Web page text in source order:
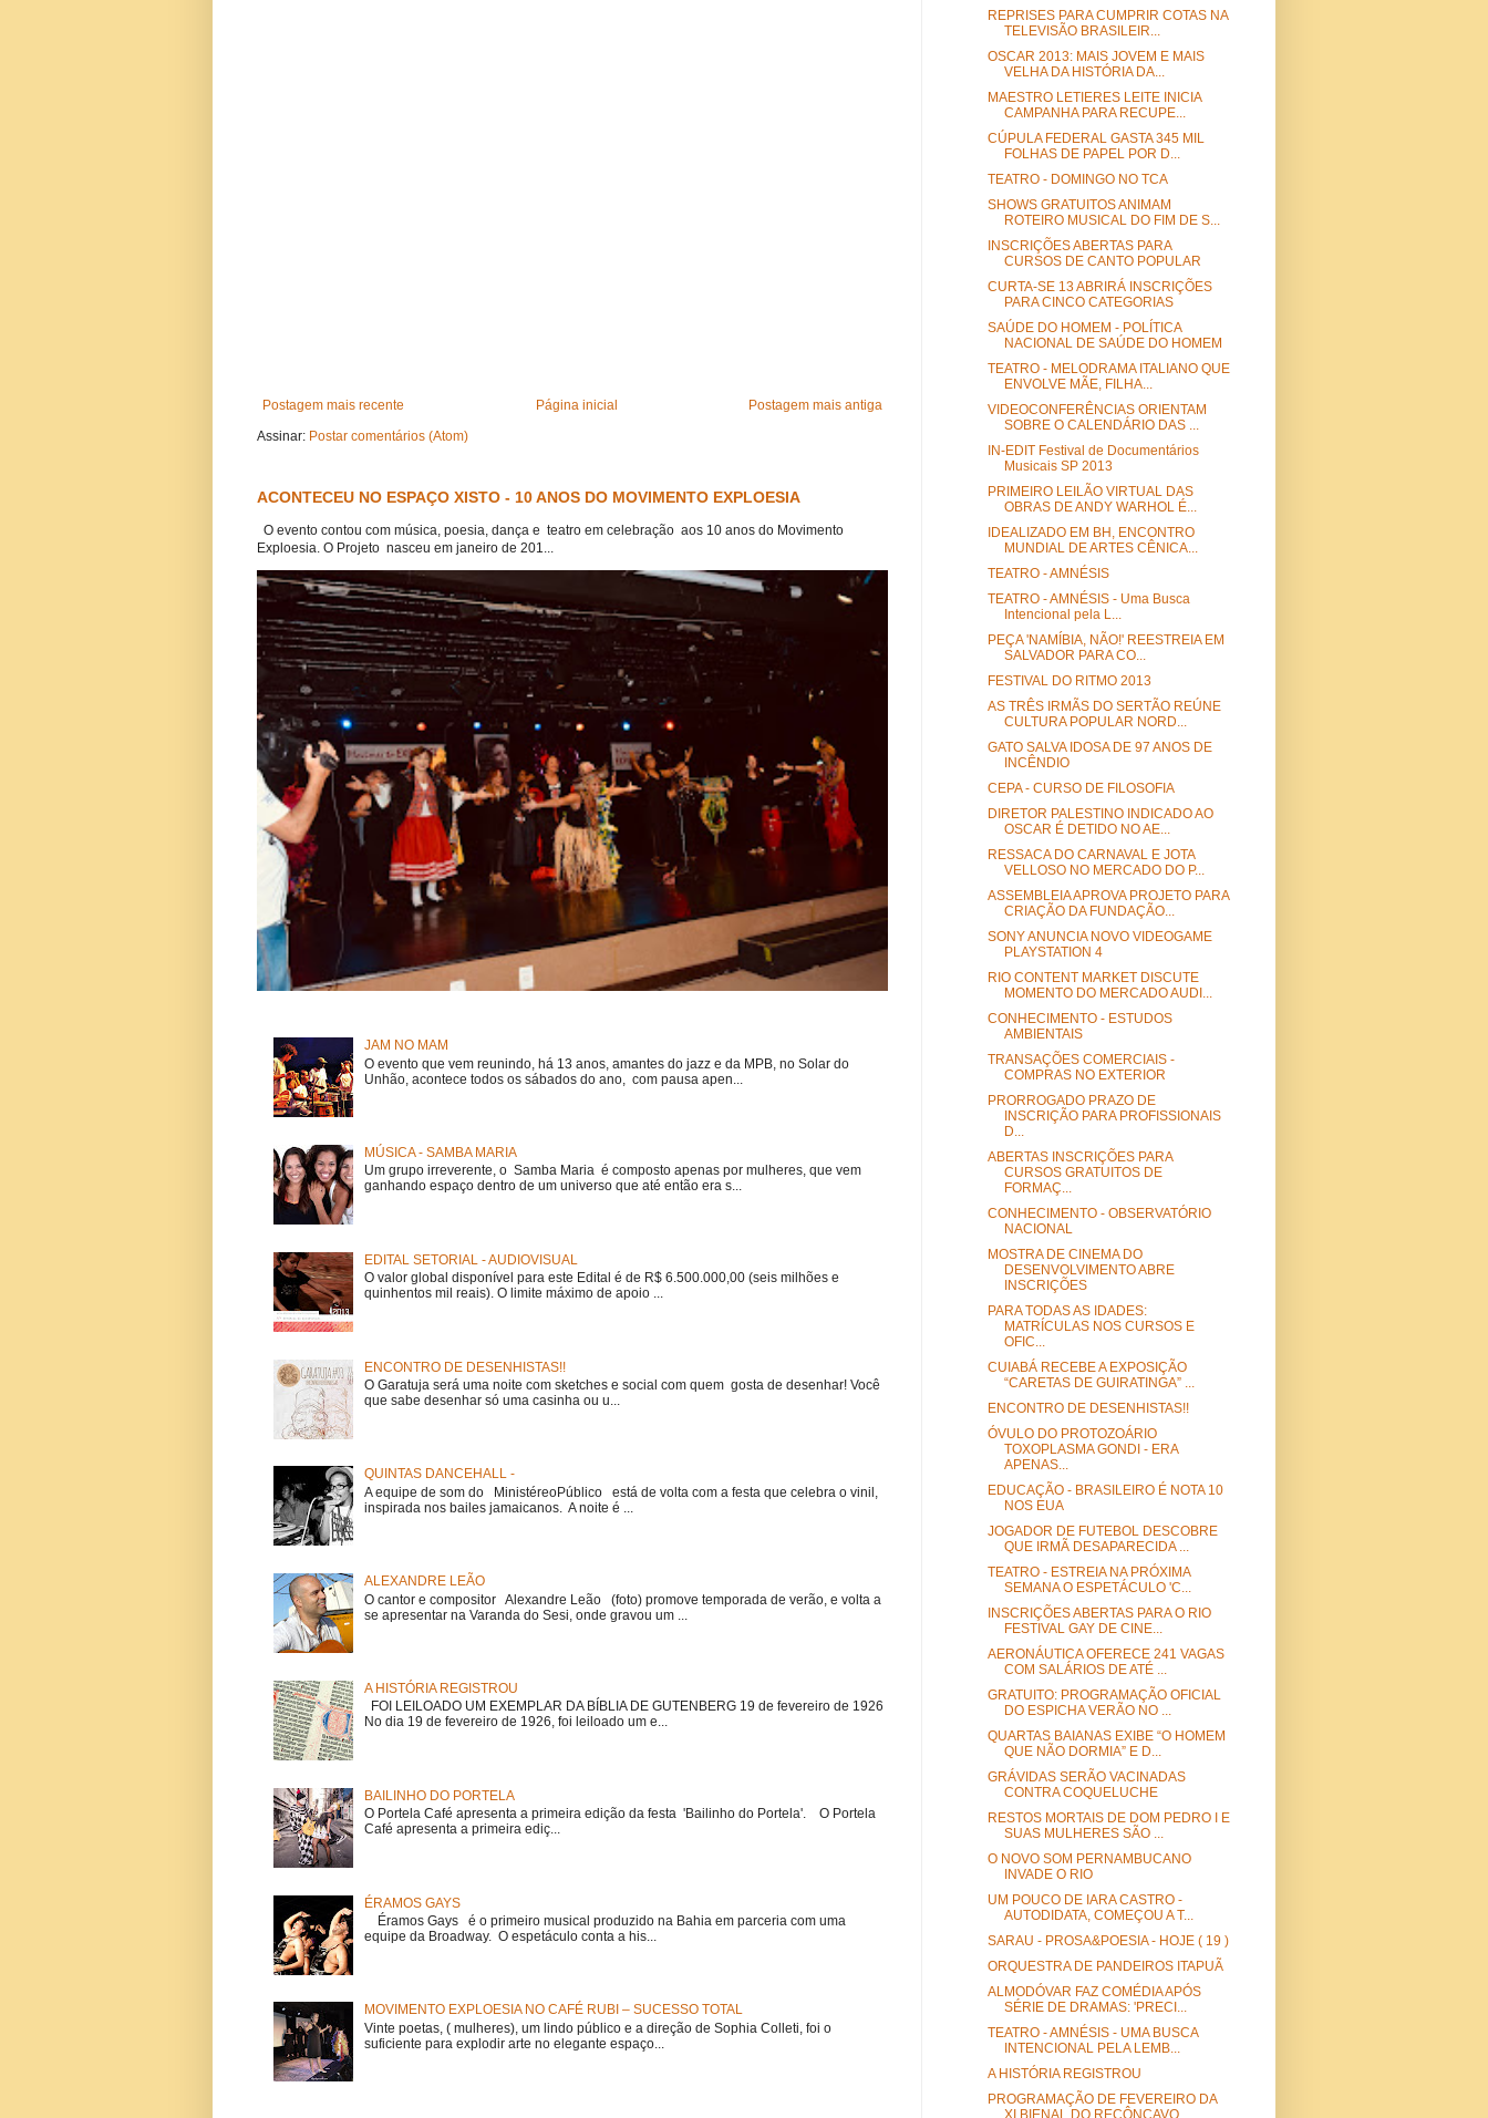
Postagem mais recente Postagem mais antiga
Página inicial
Assinar: Postar comentários (Atom)
ACONTECEU NO ESPAÇO XISTO - 10 ANOS DO MOVIMENTO EXPLOESIA
O evento contou com música, poesia, dança e teatro em celebração aos 10 anos do Movimento
Exploesia. O Projeto nasceu em janeiro de 201...
JAM NO MAM
O evento que vem reunindo, há 13 anos, amantes do jazz e da MPB, no Solar do
Unhão, acontece todos os sábados do ano, com pausa apen...
MÚSICA - SAMBA MARIA
Um grupo irreverente, o Samba Maria é composto apenas por mulheres, que vem
ganhando espaço dentro de um universo que até então era s...
EDITAL SETORIAL - AUDIOVISUAL
O valor global disponível para este Edital é de R$ 6.500.000,00 (seis milhões e
quinhentos mil reais). O limite máximo de apoio ...
ENCONTRO DE DESENHISTAS!!
O Garatuja será uma noite com sketches e social com quem gosta de desenhar! Você
que sabe desenhar só uma casinha ou u...
QUINTAS DANCEHALL -
A equipe de som do MinistéreoPúblico está de volta com a festa que celebra o vinil,
inspirada nos bailes jamaicanos. A noite é ...
ALEXANDRE LEÃO
O cantor e compositor Alexandre Leão (foto) promove temporada de verão, e volta a
se apresentar na Varanda do Sesi, onde gravou um ...
A HISTÓRIA REGISTROU
FOI LEILOADO UM EXEMPLAR DA BÍBLIA DE GUTENBERG 19 de fevereiro de 1926
No dia 19 de fevereiro de 1926, foi leiloado um e...
BAILINHO DO PORTELA
O Portela Café apresenta a primeira edição da festa 'Bailinho do Portela'. O Portela
Café apresenta a primeira ediç...
ÉRAMOS GAYS
Éramos Gays é o primeiro musical produzido na Bahia em parceria com uma
equipe da Broadway. O espetáculo conta a his...
MOVIMENTO EXPLOESIA NO CAFÉ RUBI – SUCESSO TOTAL
Vinte poetas, ( mulheres), um lindo público e a direção de Sophia Colleti, foi o
suficiente para explodir arte no elegante espaço...
REPRISES PARA CUMPRIR COTAS NA
TELEVISÃO BRASILEIR...
OSCAR 2013: MAIS JOVEM E MAIS
VELHA DA HISTÓRIA DA...
MAESTRO LETIERES LEITE INICIA
CAMPANHA PARA RECUPE...
CÚPULA FEDERAL GASTA 345 MIL
FOLHAS DE PAPEL POR D...
TEATRO - DOMINGO NO TCA
SHOWS GRATUITOS ANIMAM
ROTEIRO MUSICAL DO FIM DE S...
INSCRIÇÕES ABERTAS PARA
CURSOS DE CANTO POPULAR
CURTA-SE 13 ABRIRÁ INSCRIÇÕES
PARA CINCO CATEGORIAS
SAÚDE DO HOMEM - POLÍTICA
NACIONAL DE SAÚDE DO HOMEM
TEATRO - MELODRAMA ITALIANO QUE
ENVOLVE MÃE, FILHA...
VIDEOCONFERÊNCIAS ORIENTAM
SOBRE O CALENDÁRIO DAS ...
IN-EDIT Festival de Documentários
Musicais SP 2013
PRIMEIRO LEILÃO VIRTUAL DAS
OBRAS DE ANDY WARHOL É...
IDEALIZADO EM BH, ENCONTRO
MUNDIAL DE ARTES CÊNICA...
TEATRO - AMNÉSIS
TEATRO - AMNÉSIS - Uma Busca
Intencional pela L...
PEÇA 'NAMÍBIA, NÃO!' REESTREIA EM
SALVADOR PARA CO...
FESTIVAL DO RITMO 2013
AS TRÊS IRMÃS DO SERTÃO REÚNE
CULTURA POPULAR NORD...
GATO SALVA IDOSA DE 97 ANOS DE
INCÊNDIO
CEPA - CURSO DE FILOSOFIA
DIRETOR PALESTINO INDICADO AO
OSCAR É DETIDO NO AE...
RESSACA DO CARNAVAL E JOTA
VELLOSO NO MERCADO DO P...
ASSEMBLEIA APROVA PROJETO PARA
CRIAÇÃO DA FUNDAÇÃO...
SONY ANUNCIA NOVO VIDEOGAME
PLAYSTATION 4
RIO CONTENT MARKET DISCUTE
MOMENTO DO MERCADO AUDI...
CONHECIMENTO - ESTUDOS
AMBIENTAIS
TRANSAÇÕES COMERCIAIS -
COMPRAS NO EXTERIOR
PRORROGADO PRAZO DE
INSCRIÇÃO PARA PROFISSIONAIS
D...
ABERTAS INSCRIÇÕES PARA
CURSOS GRATUITOS DE
FORMAÇ...
CONHECIMENTO - OBSERVATÓRIO
NACIONAL
MOSTRA DE CINEMA DO
DESENVOLVIMENTO ABRE
INSCRIÇÕES
PARA TODAS AS IDADES:
MATRÍCULAS NOS CURSOS E
OFIC...
CUIABÁ RECEBE A EXPOSIÇÃO
“CARETAS DE GUIRATINGA” ...
ENCONTRO DE DESENHISTAS!!
ÓVULO DO PROTOZOÁRIO
TOXOPLASMA GONDI - ERA
APENAS...
EDUCAÇÃO - BRASILEIRO É NOTA 10
NOS EUA
JOGADOR DE FUTEBOL DESCOBRE
QUE IRMÃ DESAPARECIDA ...
TEATRO - ESTREIA NA PRÓXIMA
SEMANA O ESPETÁCULO 'C...
INSCRIÇÕES ABERTAS PARA O RIO
FESTIVAL GAY DE CINE...
AERONÁUTICA OFERECE 241 VAGAS
COM SALÁRIOS DE ATÉ ...
GRATUITO: PROGRAMAÇÃO OFICIAL
DO ESPICHA VERÃO NO ...
QUARTAS BAIANAS EXIBE “O HOMEM
QUE NÃO DORMIA” E D...
GRÁVIDAS SERÃO VACINADAS
CONTRA COQUELUCHE
RESTOS MORTAIS DE DOM PEDRO I E
SUAS MULHERES SÃO ...
O NOVO SOM PERNAMBUCANO
INVADE O RIO
UM POUCO DE IARA CASTRO -
AUTODIDATA, COMEÇOU A T...
SARAU - PROSA&POESIA - HOJE ( 19 )
ORQUESTRA DE PANDEIROS ITAPUÃ
ALMODÓVAR FAZ COMÉDIA APÓS
SÉRIE DE DRAMAS: 'PRECI...
TEATRO - AMNÉSIS - UMA BUSCA
INTENCIONAL PELA LEMB...
A HISTÓRIA REGISTROU
PROGRAMAÇÃO DE FEVEREIRO DA